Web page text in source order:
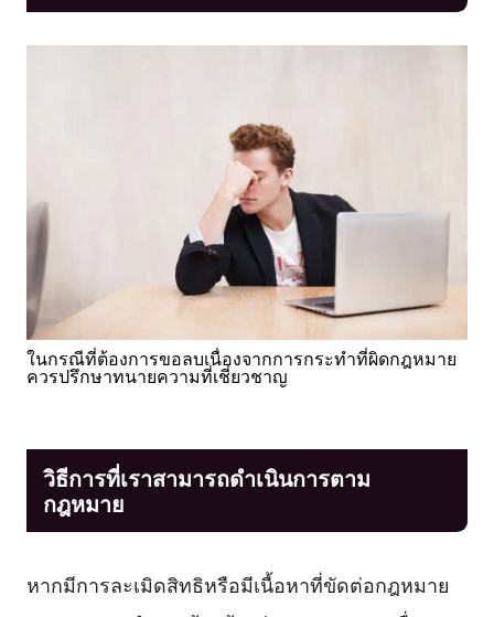
ในกรณีที่ต้องการขอลบเนื่องจากการกระทำที่ผิดกฎหมาย
ควรปรึกษาทนายความที่เชี่ยวชาญ
วิธีการที่เราสามารถดำเนินการตาม
กฎหมาย
หากมีการละเมิดสิทธิหรือมีเนื้อหาที่ขัดต่อกฎหมาย